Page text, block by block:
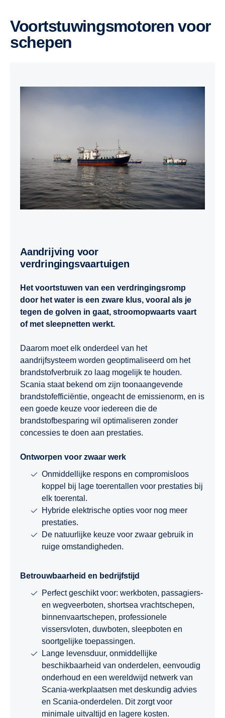
Voortstuwingsmotoren voor
schepen
Aandrijving voor
verdringingsvaartuigen
Het voortstuwen van een verdringingsromp
door het water is een zware klus, vooral als je
tegen de golven in gaat, stroomopwaarts vaart
of met sleepnetten werkt.
Daarom moet elk onderdeel van het
aandrijfsysteem worden geoptimaliseerd om het
brandstofverbruik zo laag mogelijk te houden.
Scania staat bekend om zijn toonaangevende
brandstofefficiëntie, ongeacht de emissienorm, en is
een goede keuze voor iedereen die de
brandstofbesparing wil optimaliseren zonder
concessies te doen aan prestaties.
Ontworpen voor zwaar werk
Onmiddellijke respons en compromisloos
koppel bij lage toerentallen voor prestaties bij
elk toerental.
Hybride elektrische opties voor nog meer
prestaties.
De natuurlijke keuze voor zwaar gebruik in
ruige omstandigheden.
Betrouwbaarheid en bedrijfstijd
Perfect geschikt voor: werkboten, passagiers-
en wegveerboten, shortsea vrachtschepen,
binnenvaartschepen, professionele
vissersvloten, duwboten, sleepboten en
soortgelijke toepassingen.
Lange levensduur, onmiddellijke
beschikbaarheid van onderdelen, eenvoudig
onderhoud en een wereldwijd netwerk van
Scania-werkplaatsen met deskundig advies
en Scania-onderdelen. Dit zorgt voor
minimale uitvaltijd en lagere kosten.